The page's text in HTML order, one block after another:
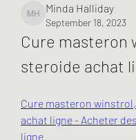
Minda Halliday
Minda Halliday
September 18, 2023
Cure masteron
steroide achat
Cure masteron
achat ligne - Acheter
ligne